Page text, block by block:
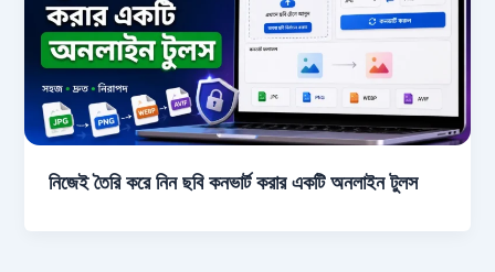
নিজেই তৈরি করে নিন ছবি কনভার্ট করার একটি অনলাইন টুলস